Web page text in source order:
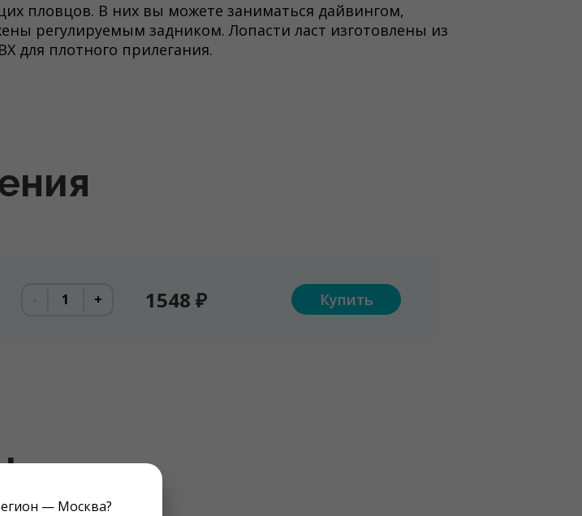
— Москва?
пловцов. В них вы можете заниматься дайвингом,
регулируемым задником. Лопасти ласт изготовлены из
для плотного прилегания.
+ 1548 ₽ Купить